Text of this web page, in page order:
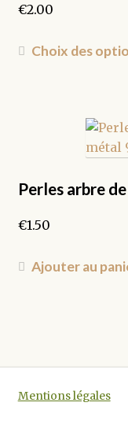
€2.00
Choix des
Perles arbre
€1.50
Ajouter au
Mentions légales